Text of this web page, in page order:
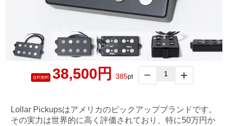
送料無料 38,500円 385pt
Lollar Pickupsはアメリカのピックアップブランドです。
その実力は世界的に高く評価されており、特に50万円か